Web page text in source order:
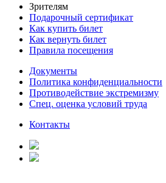
Зрителям
Подарочный сертификат
Как купить билет
Как вернуть билет
Правила посещения
Документы
Политика конфиденциальности
Противодействие экстремизму
Спец. оценка условий труда
Контакты